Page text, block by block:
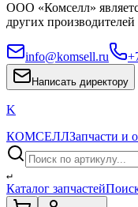
ООО «Комселл»
других производителей
info@komsell.ru
Написать директору
K
КОМСЕЛЛЗапчасти и
↵
Каталог запчастей